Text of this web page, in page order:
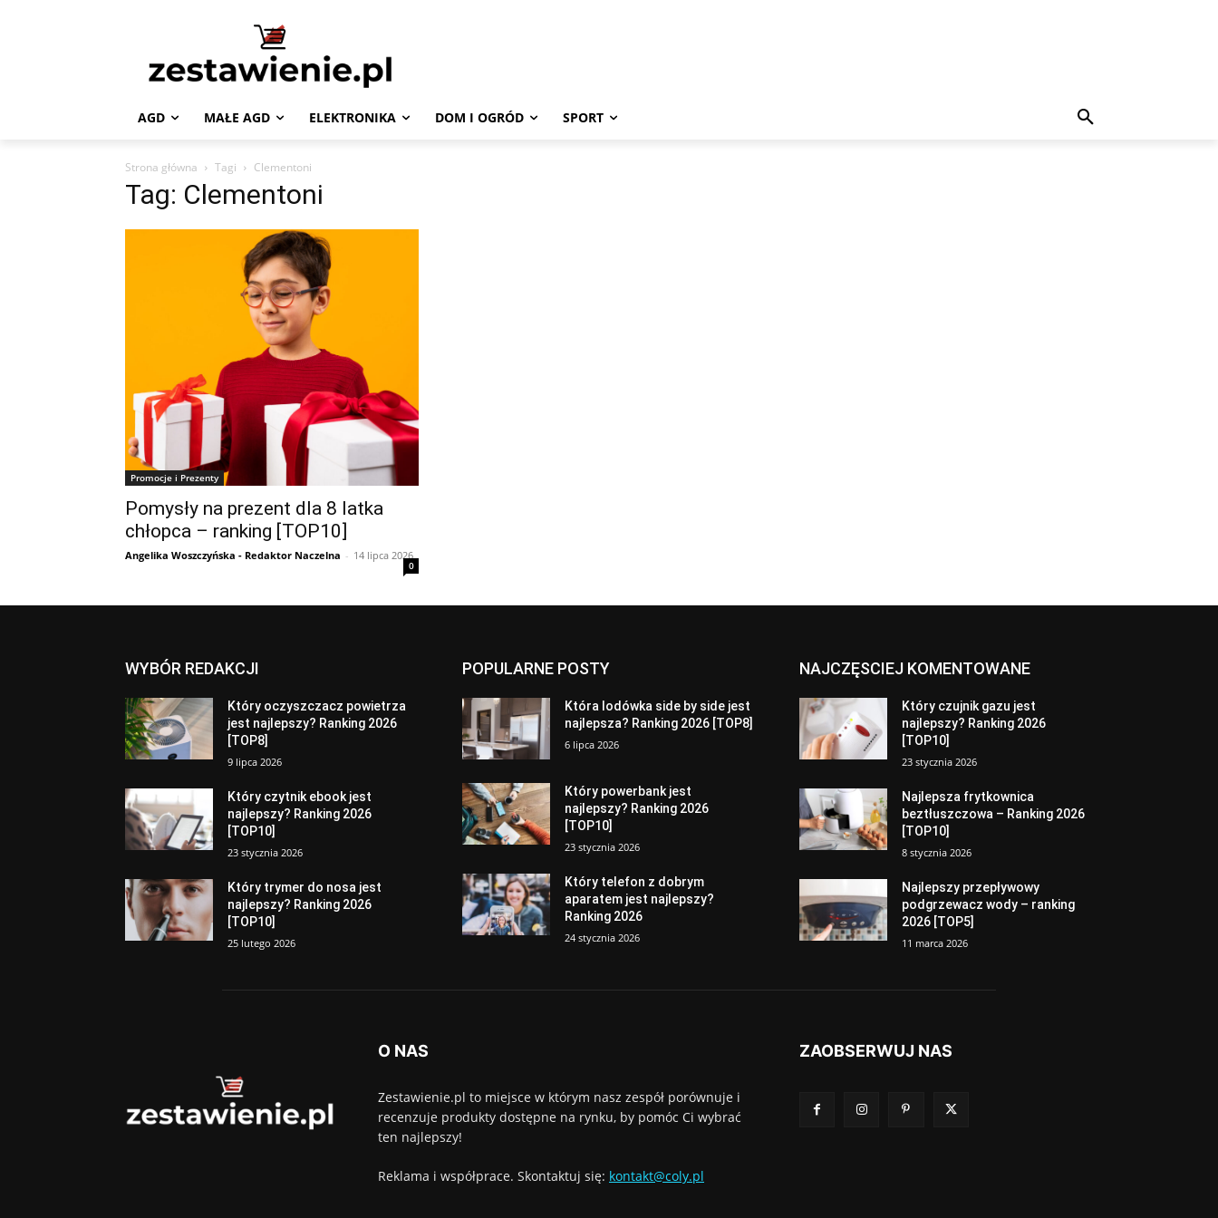
AGD MAŁE AGD ELEKTRONIKA DOM I OGRÓD SPORT
Strona główna Tagi Clementoni
Tag: Clementoni
Promocje i Prezenty
Pomysły na prezent dla 8 latka
chłopca – ranking [TOP10]
Angelika Woszczyńska - Redaktor Naczelna - 14 lipca 2026
0
WYBÓR REDAKCJI
Który oczyszczacz powietrza
jest najlepszy? Ranking 2026
[TOP8]
9 lipca 2026
Który czytnik ebook jest
najlepszy? Ranking 2026
[TOP10]
23 stycznia 2026
Który trymer do nosa jest
najlepszy? Ranking 2026
[TOP10]
25 lutego 2026
POPULARNE POSTY
Która lodówka side by side jest
najlepsza? Ranking 2026 [TOP8]
6 lipca 2026
Który powerbank jest
najlepszy? Ranking 2026
[TOP10]
23 stycznia 2026
Który telefon z dobrym
aparatem jest najlepszy?
Ranking 2026
24 stycznia 2026
NAJCZĘSCIEJ KOMENTOWANE
Który czujnik gazu jest
najlepszy? Ranking 2026
[TOP10]
23 stycznia 2026
Najlepsza frytkownica
beztłuszczowa – Ranking 2026
[TOP10]
8 stycznia 2026
Najlepszy przepływowy
podgrzewacz wody – ranking
2026 [TOP5]
11 marca 2026
O NAS
Zestawienie.pl to miejsce w którym nasz zespół porównuje i
recenzuje produkty dostępne na rynku, by pomóc Ci wybrać
ten najlepszy!
Reklama i współprace. Skontaktuj się: kontakt@coly.pl
ZAOBSERWUJ NAS